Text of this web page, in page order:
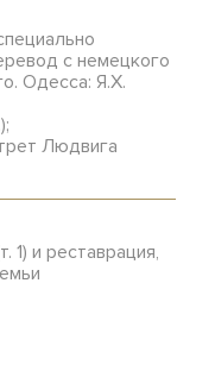
с немецкого
Одесса: Я.Х.
Людвига
и реставрация,